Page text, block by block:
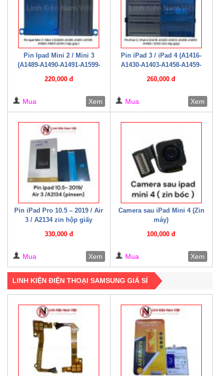
Pin Ipad Mini 2 / Mini 3
(A1489-A1490-A1491-A1599-
)
220,000 đ
Mua Xem
Pin iPad 3 / iPad 4 (A1416-
A1430-A1403-A1458-A1459-
260,000 đ
Mua Xem
Pin iPad Pro 10.5 – 2019 / Air
3 / A2134 zin hộp giấy
330,000 đ
Mua Xem
Camera sau iPad Mini 4 (Zin
máy)
100,000 đ
Mua Xem
LINH KIỆN ĐIỆN THOẠI SAMSUNG GIÁ SỈ